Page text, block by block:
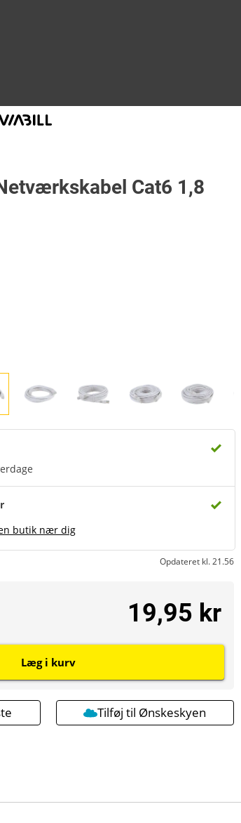
Cat6 1,8
butik nær dig
Opdateret kl. 21.56
19,95 kr
Læg i kurv
Tilføj til Ønskeskyen